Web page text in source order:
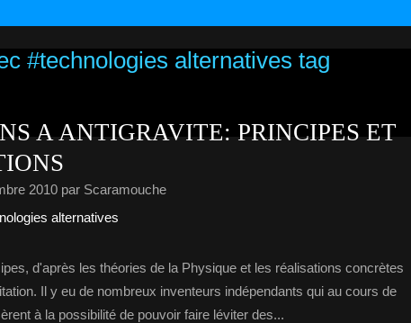
#technologies alternatives tag
A ANTIGRAVITE: PRINCIPES ET
2010 par Scaramouche
alternatives
d'après les théories de la Physique et les réalisations concrètes
Il y eu de nombreux inventeurs indépendants qui au cours de
à la possibilité de pouvoir faire léviter des...